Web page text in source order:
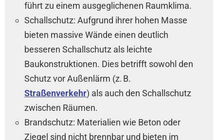
führt zu einem ausgeglichenen Raumklima.
Schallschutz: Aufgrund ihrer hohen Masse
bieten massive Wände einen deutlich
besseren Schallschutz als leichte
Baukonstruktionen. Dies betrifft sowohl den
Schutz vor Außenlärm (z. B.
Straßenverkehr) als auch den Schallschutz
zwischen Räumen.
Brandschutz: Materialien wie Beton oder
Ziegel sind nicht brennbar und bieten im